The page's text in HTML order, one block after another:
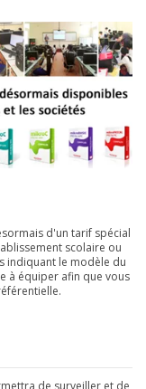
d'un tarif spécial
scolaire ou
indiquant le modèle du
à équiper afin que vous